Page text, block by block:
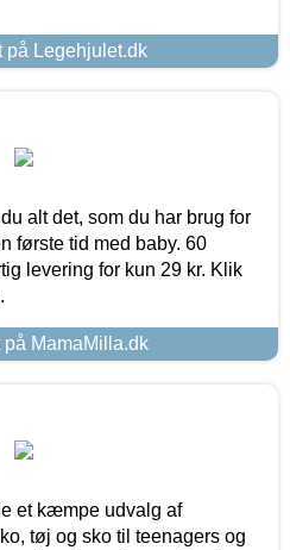
på Legehjulet.dk
alt det, som du har brug for
første tid med baby. 60
levering for kun 29 kr. Klik
MamaMilla.dk
et kæmpe udvalg af
tøj og sko til teenagers og